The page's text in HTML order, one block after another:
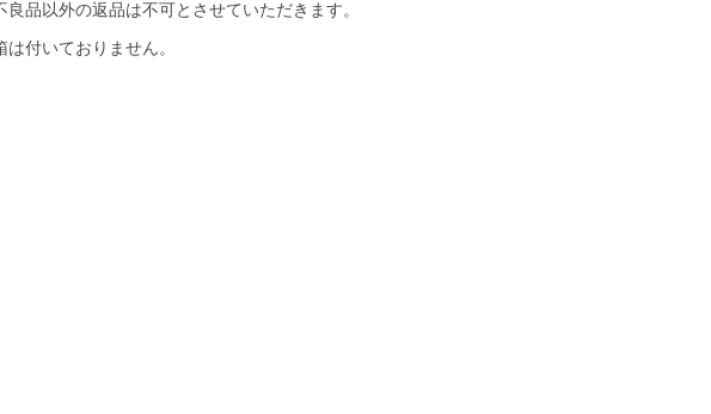
良品以外の返品は不可とさせていただきます。
は付いておりません。